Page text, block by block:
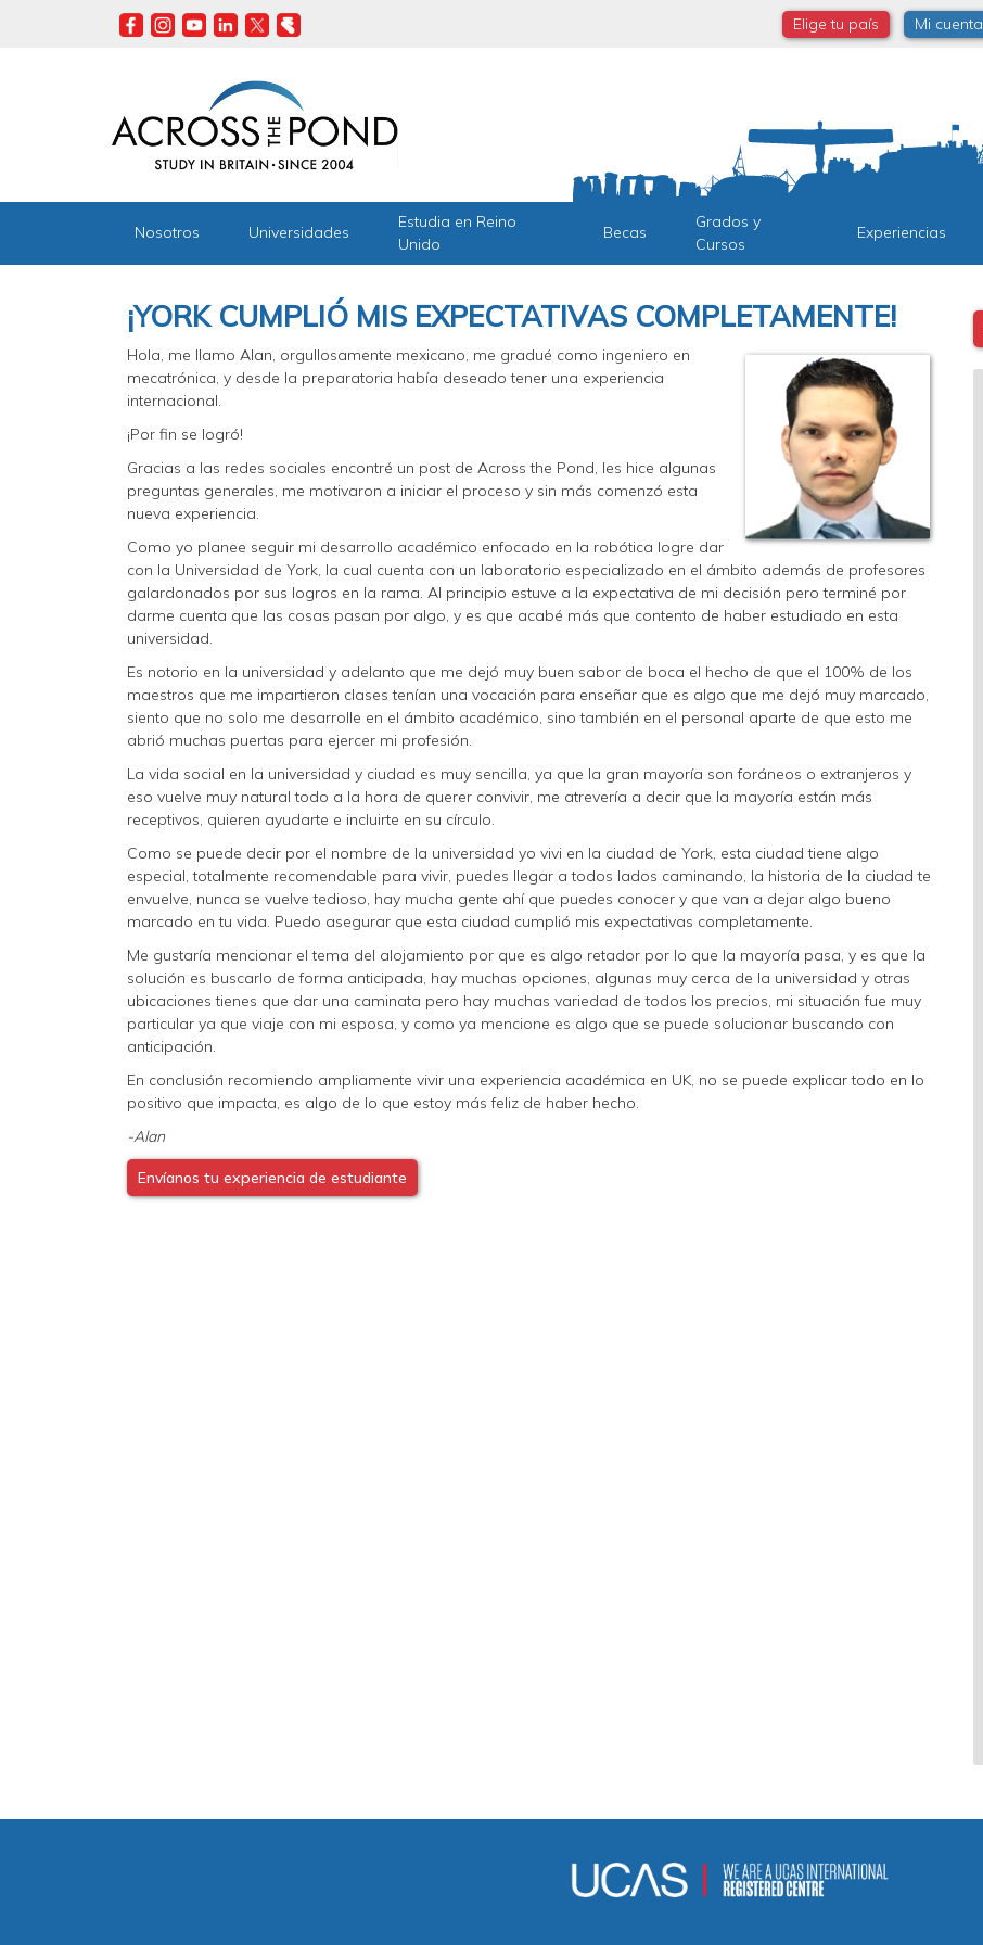
Elige tu país Mi cuenta
Nosotros Universidades
Estudia en Reino
Unido
Becas
Grados y
Cursos
Experiencias
¡YORK CUMPLIÓ MIS EXPECTATIVAS COMPLETAMENTE!
Hola, me llamo Alan, orgullosamente mexicano, me gradué como ingeniero en
mecatrónica, y desde la preparatoria había deseado tener una experiencia
internacional.
¡Por fin se logró!
Gracias a las redes sociales encontré un post de Across the Pond, les hice algunas
preguntas generales, me motivaron a iniciar el proceso y sin más comenzó esta
nueva experiencia.
Como yo planee seguir mi desarrollo académico enfocado en la robótica logre dar
con la Universidad de York, la cual cuenta con un laboratorio especializado en el ámbito además de profesores
galardonados por sus logros en la rama. Al principio estuve a la expectativa de mi decisión pero terminé por
darme cuenta que las cosas pasan por algo, y es que acabé más que contento de haber estudiado en esta
universidad.
Es notorio en la universidad y adelanto que me dejó muy buen sabor de boca el hecho de que el 100% de los
maestros que me impartieron clases tenían una vocación para enseñar que es algo que me dejó muy marcado,
siento que no solo me desarrolle en el ámbito académico, sino también en el personal aparte de que esto me
abrió muchas puertas para ejercer mi profesión.
La vida social en la universidad y ciudad es muy sencilla, ya que la gran mayoría son foráneos o extranjeros y
eso vuelve muy natural todo a la hora de querer convivir, me atrevería a decir que la mayoría están más
receptivos, quieren ayudarte e incluirte en su círculo.
Como se puede decir por el nombre de la universidad yo vivi en la ciudad de York, esta ciudad tiene algo
especial, totalmente recomendable para vivir, puedes llegar a todos lados caminando, la historia de la ciudad te
envuelve, nunca se vuelve tedioso, hay mucha gente ahí que puedes conocer y que van a dejar algo bueno
marcado en tu vida. Puedo asegurar que esta ciudad cumplió mis expectativas completamente.
Me gustaría mencionar el tema del alojamiento por que es algo retador por lo que la mayoría pasa, y es que la
solución es buscarlo de forma anticipada, hay muchas opciones, algunas muy cerca de la universidad y otras
ubicaciones tienes que dar una caminata pero hay muchas variedad de todos los precios, mi situación fue muy
particular ya que viaje con mi esposa, y como ya mencione es algo que se puede solucionar buscando con
anticipación.
En conclusión recomiendo ampliamente vivir una experiencia académica en UK, no se puede explicar todo en lo
positivo que impacta, es algo de lo que estoy más feliz de haber hecho.
-Alan
Envíanos tu experiencia de estudiante